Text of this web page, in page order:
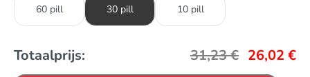
60 pill 30 pill 10 pill
Totaalprijs: 31,23€ 26,02 €